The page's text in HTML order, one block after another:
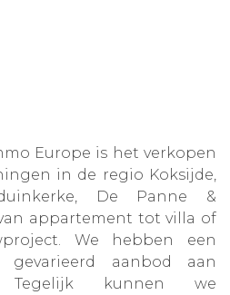
Europe is het verkopen
in de regio Koksijde,
De Panne &
appartement tot villa of
We hebben een
aanbod aan
Tegelijk kunnen we